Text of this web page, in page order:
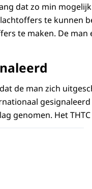
dat zo min
te kunnen
te maken. De
de man zich
genomen. Het